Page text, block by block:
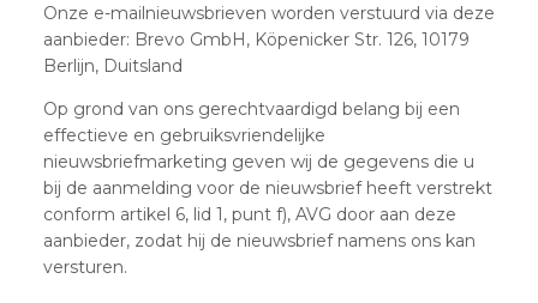
Onze e-mailnieuwsbrieven worden verstuurd via deze
aanbieder: Brevo GmbH, Köpenicker Str. 126, 10179
Berlijn, Duitsland
Op grond van ons gerechtvaardigd belang bij een
effectieve en gebruiksvriendelijke
nieuwsbriefmarketing geven wij de gegevens die u
bij de aanmelding voor de nieuwsbrief heeft verstrekt
conform artikel 6, lid 1, punt f), AVG door aan deze
aanbieder, zodat hij de nieuwsbrief namens ons kan
versturen.